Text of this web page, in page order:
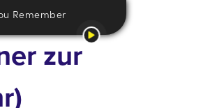
Remember
zur